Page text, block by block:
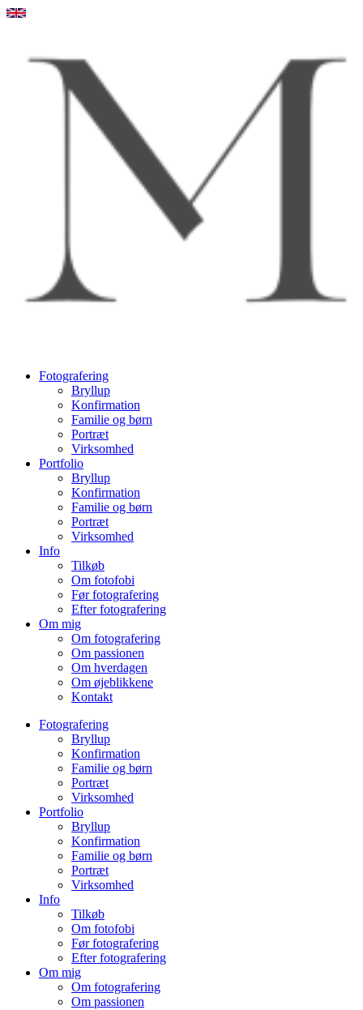
Videre
Fotografering
Bryllup
Konfirmation
Familie og børn
Portræt
Virksomhed
Portfolio
Bryllup
Konfirmation
Familie og børn
Portræt
Virksomhed
Info
Tilkøb
Om fotofobi
Før fotografering
Efter fotografering
Om mig
Om fotografering
Om passionen
Om hverdagen
Om øjeblikkene
Kontakt
Fotografering
Bryllup
Konfirmation
Familie og børn
Portræt
Virksomhed
Portfolio
Bryllup
Konfirmation
Familie og børn
Portræt
Virksomhed
Info
Tilkøb
Om fotofobi
Før fotografering
Efter fotografering
Om mig
Om fotografering
Om passionen